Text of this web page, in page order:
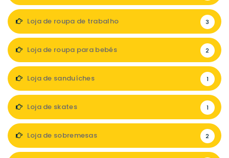
Loja de roupa de trabalho 3
Loja de roupa para bebés 2
Loja de sanduíches 1
Loja de skates 1
Loja de sobremesas 2